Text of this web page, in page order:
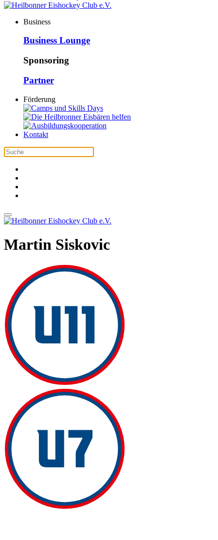
Business
Business Lounge
Sponsoring
Partner
Förderung
Kontakt
Martin Siskovic